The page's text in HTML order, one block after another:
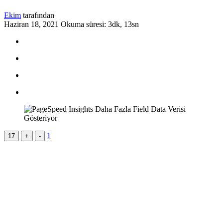
Ekim tarafından
Haziran 18, 2021 Okuma süresi: 3dk, 13sn
17 + - 1